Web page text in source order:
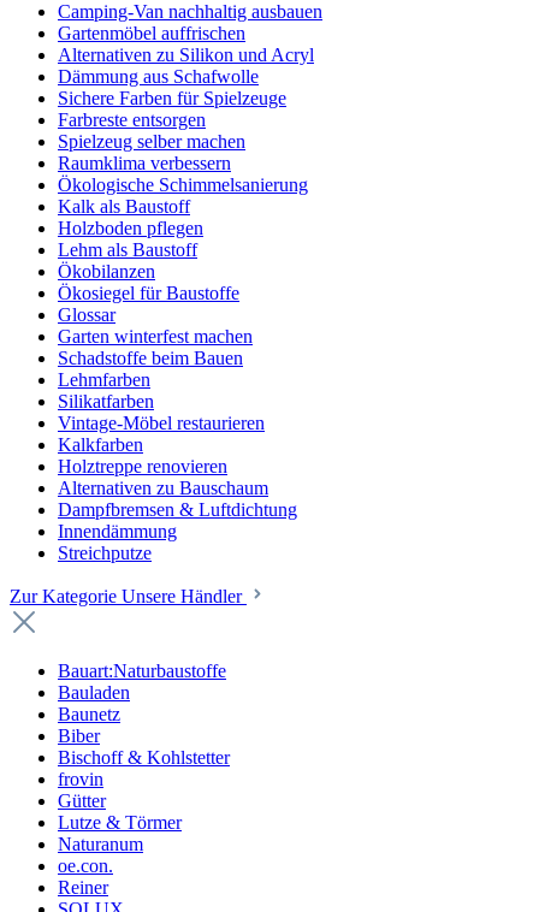
Camping-Van nachhaltig ausbauen
Gartenmöbel auffrischen
Alternativen zu Silikon und Acryl
Dämmung aus Schafwolle
Sichere Farben für Spielzeuge
Farbreste entsorgen
Spielzeug selber machen
Raumklima verbessern
Ökologische Schimmelsanierung
Kalk als Baustoff
Holzboden pflegen
Lehm als Baustoff
Ökobilanzen
Ökosiegel für Baustoffe
Glossar
Garten winterfest machen
Schadstoffe beim Bauen
Lehmfarben
Silikatfarben
Vintage-Möbel restaurieren
Kalkfarben
Holztreppe renovieren
Alternativen zu Bauschaum
Dampfbremsen & Luftdichtung
Innendämmung
Streichputze
Zur Kategorie Unsere Händler
Bauart:Naturbaustoffe
Bauladen
Baunetz
Biber
Bischoff & Kohlstetter
frovin
Gütter
Lutze & Törmer
Naturanum
oe.con.
Reiner